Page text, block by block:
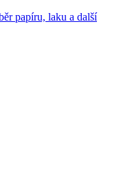
papíru, laku a další